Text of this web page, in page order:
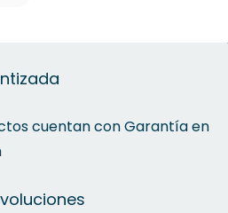
cuentan con Garantía en